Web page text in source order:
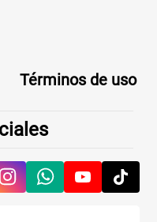
Términos de uso